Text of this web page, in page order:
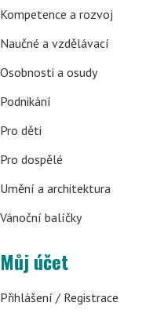
Kompetence a rozvoj
Naučné a vzdělávací
Osobnosti a osudy
Podnikání
Pro děti
Pro dospělé
Umění a architektura
Vánoční balíčky
Můj účet
Přihlášení / Registrace